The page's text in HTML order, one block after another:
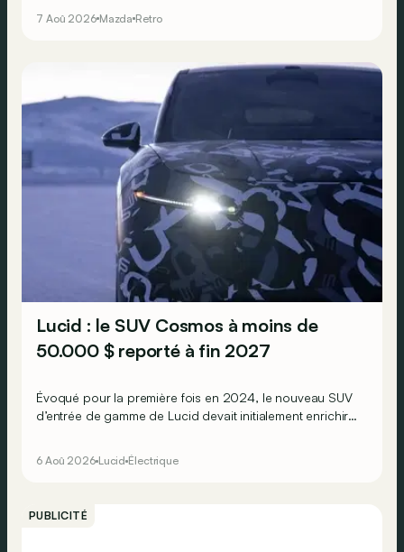
7 Aoû 2026 Mazda Retro
Lucid : le SUV Cosmos à moins de
50.000 $ reporté à fin 2027
Évoqué pour la première fois en 2024, le nouveau SUV
d’entrée de gamme de Lucid devait initialement enrichir
6 Aoû 2026 Lucid Électrique
PUBLICITÉ